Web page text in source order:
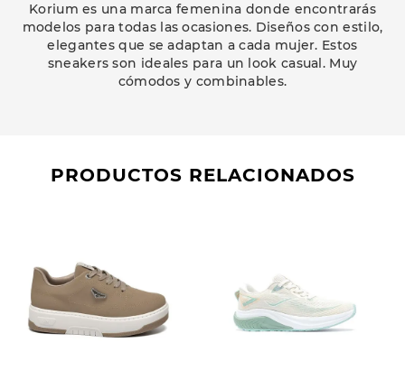
Korium es una marca femenina donde encontrarás
modelos para todas las ocasiones. Diseños con estilo,
elegantes que se adaptan a cada mujer. Estos
sneakers son ideales para un look casual. Muy
cómodos y combinables.
PRODUCTOS RELACIONADOS